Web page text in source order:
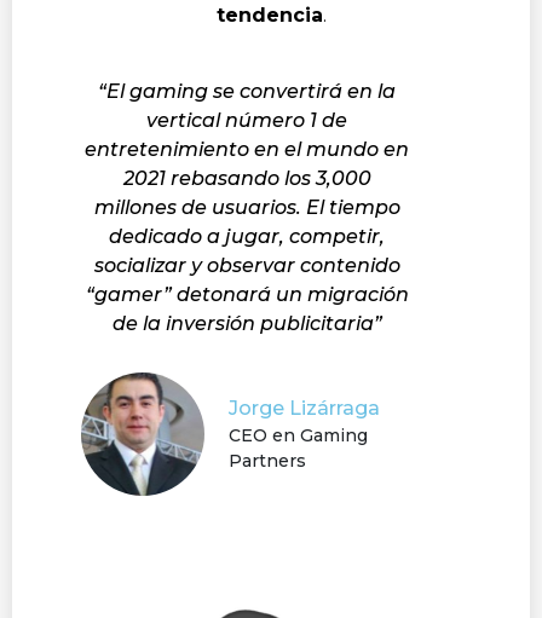
tendencia.
“El gaming se convertirá en la
vertical número 1 de
entretenimiento en el mundo en
2021 rebasando los 3,000
millones de usuarios. El tiempo
dedicado a jugar, competir,
socializar y observar contenido
“gamer” detonará un migración
de la inversión publicitaria”
Jorge Lizárraga
CEO en Gaming
Partners